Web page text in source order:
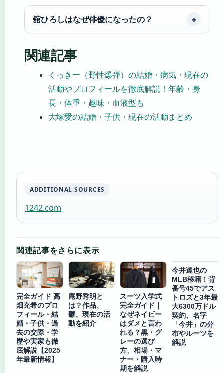
舘ひろしはなぜ俳優になったの？
関連記事
くっきー（野性爆弾）の結婚・病気・現在の
活動やプロフィールを徹底解説！年齢・身
長・体重・趣味・血液型も
大塚愛の結婚・子供・現在の活動まとめ
ADDITIONAL SOURCES
1242.com
関連記事をさらに表示
完全ガイド 高
畑充希のプロ
フィール・結
婚・子供・過
去の交際・学
歴や実家も徹
底解説【2025
年最新情報】
庵野秀明と
は？作品、
鬱、現在の活
動を紹介
スーツ入学式
完全ガイド｜
なぜネイビー
はダメと言わ
れる？黒・グ
レーの選び
方、相場・マ
ナー・購入時
期を解説
今井達也の
MLB移籍！背
番号45でアス
トロズと3年最
大6300万ドル
契約、名字
「今井」の分
布やルーツを
解説